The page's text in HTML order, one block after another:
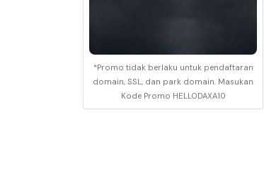
*Promo tidak berlaku untuk pendaftaran
domain, SSL, dan park domain. Masukan
Kode Promo HELLODAXA10